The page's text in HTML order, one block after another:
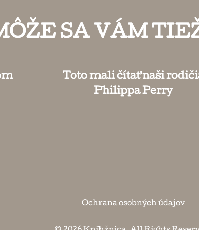
SA VÁM
Toto mali čítať naši
Philippa Perry
Ochrana osobných údajov